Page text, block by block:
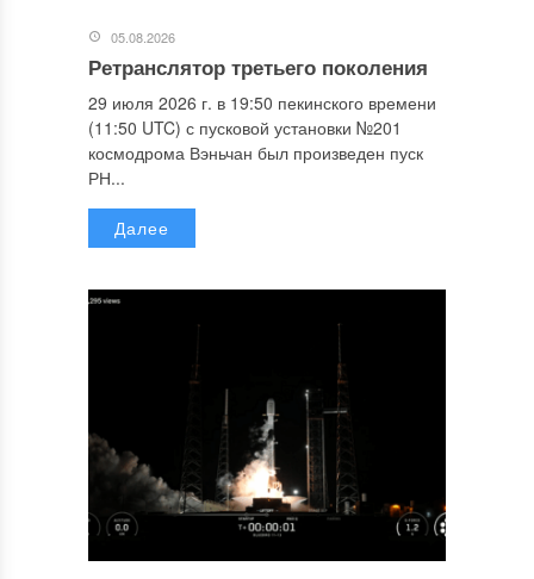
05.08.2026
Ретранслятор третьего поколения
29 июля 2026 г. в 19:50 пекинского времени
(11:50 UTC) с пусковой установки №201
космодрома Вэньчан был произведен пуск
РН...
Далее